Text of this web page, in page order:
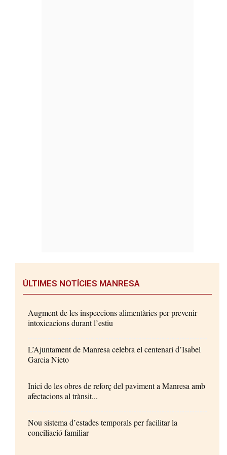
ÚLTIMES NOTÍCIES MANRESA
Augment de les inspeccions alimentàries per prevenir
intoxicacions durant l’estiu
L’Ajuntament de Manresa celebra el centenari d’Isabel
Garcia Nieto
Inici de les obres de reforç del paviment a Manresa amb
afectacions al trànsit...
Nou sistema d’estades temporals per facilitar la
conciliació familiar